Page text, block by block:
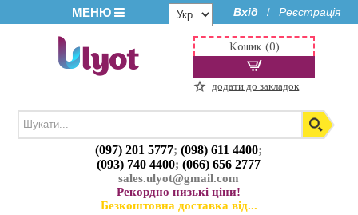
МЕНЮ Вхід / Реєстрація
(097) 201 5777;(098) 611 4400;
(093) 740 4400;(066) 656 2777
sales.ulyot@gmail.com
Рекордно низькі ціни!
Безкоштовна доставка від...
Кошик (0)
додати до закладок